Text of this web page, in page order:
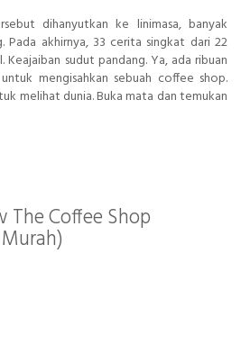
dihanyutkan ke linimasa, banyak
Pada akhirnya, 33 cerita singkat dari 22
sudut pandang. Ya, ada ribuan
mengisahkan sebuah coffee shop.
melihat dunia. Buka mata dan temukan
The Coffee Shop